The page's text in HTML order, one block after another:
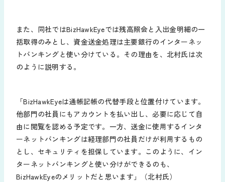
また、同社ではBizHawkEyeでは残高照会と入出金明細の一
括取得のみとし、資金送金処理は主要銀行のインターネッ
トバンキングと使い分けている。その理由を、北村氏は次
のように説明する。
「BizHawkEyeは通帳記帳の代替手段と位置付けています。
他部門の社員にもアカウントを払い出し、必要に応じて自
由に閲覧を認める予定です。一方、送金に使用するインタ
ーネットバンキングは経理部門の社員だけが利用するもの
とし、セキュリティを担保しています。このように、イン
ターネットバンキングと使い分けができるのも、
BizHawkEyeのメリットだと思います」（北村氏）